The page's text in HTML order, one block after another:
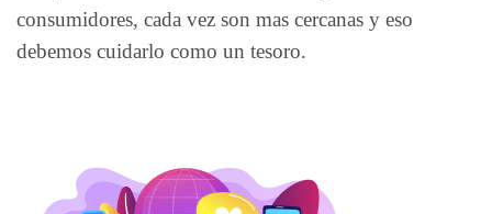
consumidores, cada vez son mas cercanas y eso
debemos cuidarlo como un tesoro.